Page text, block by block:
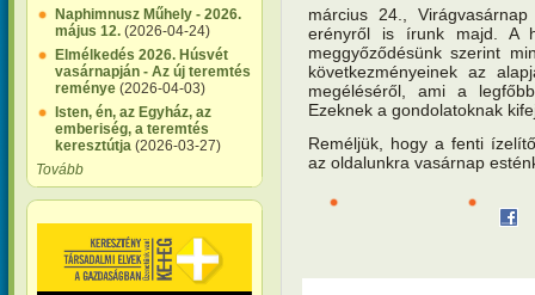
Naphimnusz Műhely - 2026.
május 12. (2026-04-24)
Elmélkedés 2026. Húsvét
vasárnapján - Az új teremtés
reménye (2026-04-03)
Isten, én, az Egyház, az
emberiség, a teremtés
keresztútja (2026-03-27)
Tovább
március 24.,
erényről is írunk majd. A
meggyőződésünk szerint
következményeinek az
megéléséről, ami a
Ezeknek a gondolatoknak
Reméljük, hogy a fenti
az oldalunkra vasárnap